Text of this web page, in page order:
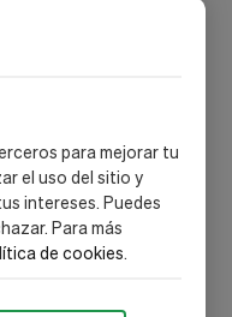
para mejorar tu
el uso del sitio y
intereses. Puedes
Para más
de cookies.
no irrita la piel de mi
la familia sin
sol con total
un descuento